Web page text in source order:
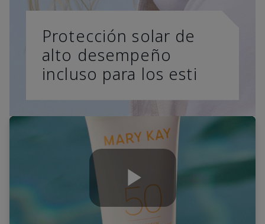
Protección solar de
alto desempeño
incluso para los esti
Play